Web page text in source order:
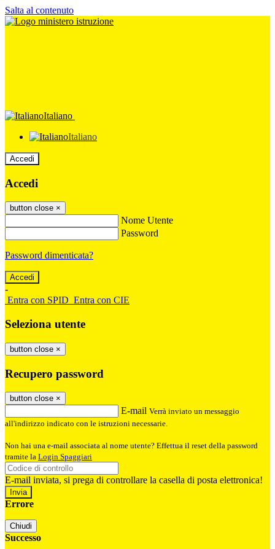
Salta al contenuto
Italiano
Italiano
Accedi
Accedi
button close ×
Nome Utente
Password
Password dimenticata?
-
Entra con SPID Entra con CIE
Seleziona utente
button close ×
Recupero password
button close ×
E-mail Verrà inviato un messaggio
all'indirizzo indicato con le istruzioni necessarie.
Non hai una e-mail associata al nome utente? Effettua il reset della password
tramite la Login Spaggiari
E-mail inviata, si prega di controllare la casella di posta elettronica!
Errore
Chiudi
Successo